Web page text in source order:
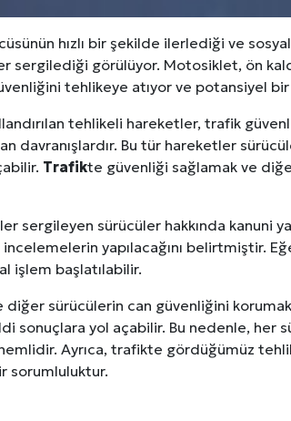
hızlı bir şekilde ilerlediği ve
görülüyor. Motosiklet, ön
tehlikeye atıyor ve potansiyel
tehlikeli hareketler, trafik
davranışlardır. Bu tür hareketler
Trafikte güvenliği sağlamak ve
sergileyen sürücüler hakkında kanuni
incelemelerin yapılacağını belirtmiştir.
işlem başlatılabilir.
sürücülerin can güvenliğini
sonuçlara yol açabilir. Bu nedenle, her
Ayrıca, trafikte gördüğümüz
sorumluluktur.